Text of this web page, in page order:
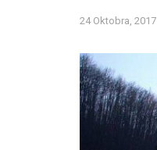
24 Oktobra, 2017